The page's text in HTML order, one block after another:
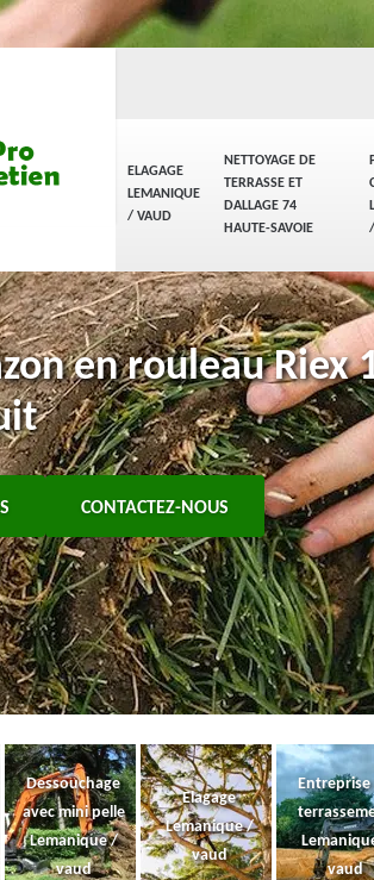
ELAGAGE
LEMANIQUE
/ VAUD
NETTOYAGE DE
TERRASSE ET
DALLAGE 74
HAUTE-SAVOIE
en rouleau Riex
CONTACTEZ-NOUS
Dessouchage
avec mini pelle
Lemanique /
vaud
Elagage
Lemanique /
vaud
Entreprise
vaud